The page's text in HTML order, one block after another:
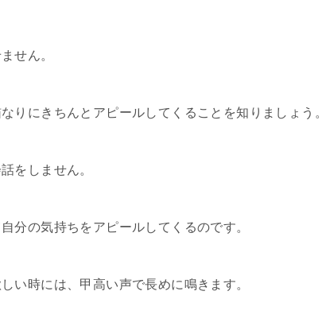
せん。
りにきちんとアピールしてくることを知りましょう。
をしません。
分の気持ちをアピールしてくるのです。
い時には、甲高い声で長めに鳴きます。